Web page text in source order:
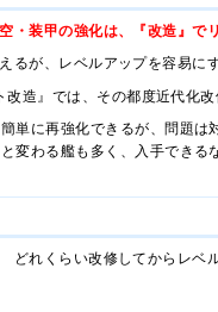
・装甲の強化は、『改造』で
るが、レベルアップを容易に
造』では、その都度近代化
単に再強化できるが、問題は
変わる艦も多く、入手でき
どれくらい改修してからレベ